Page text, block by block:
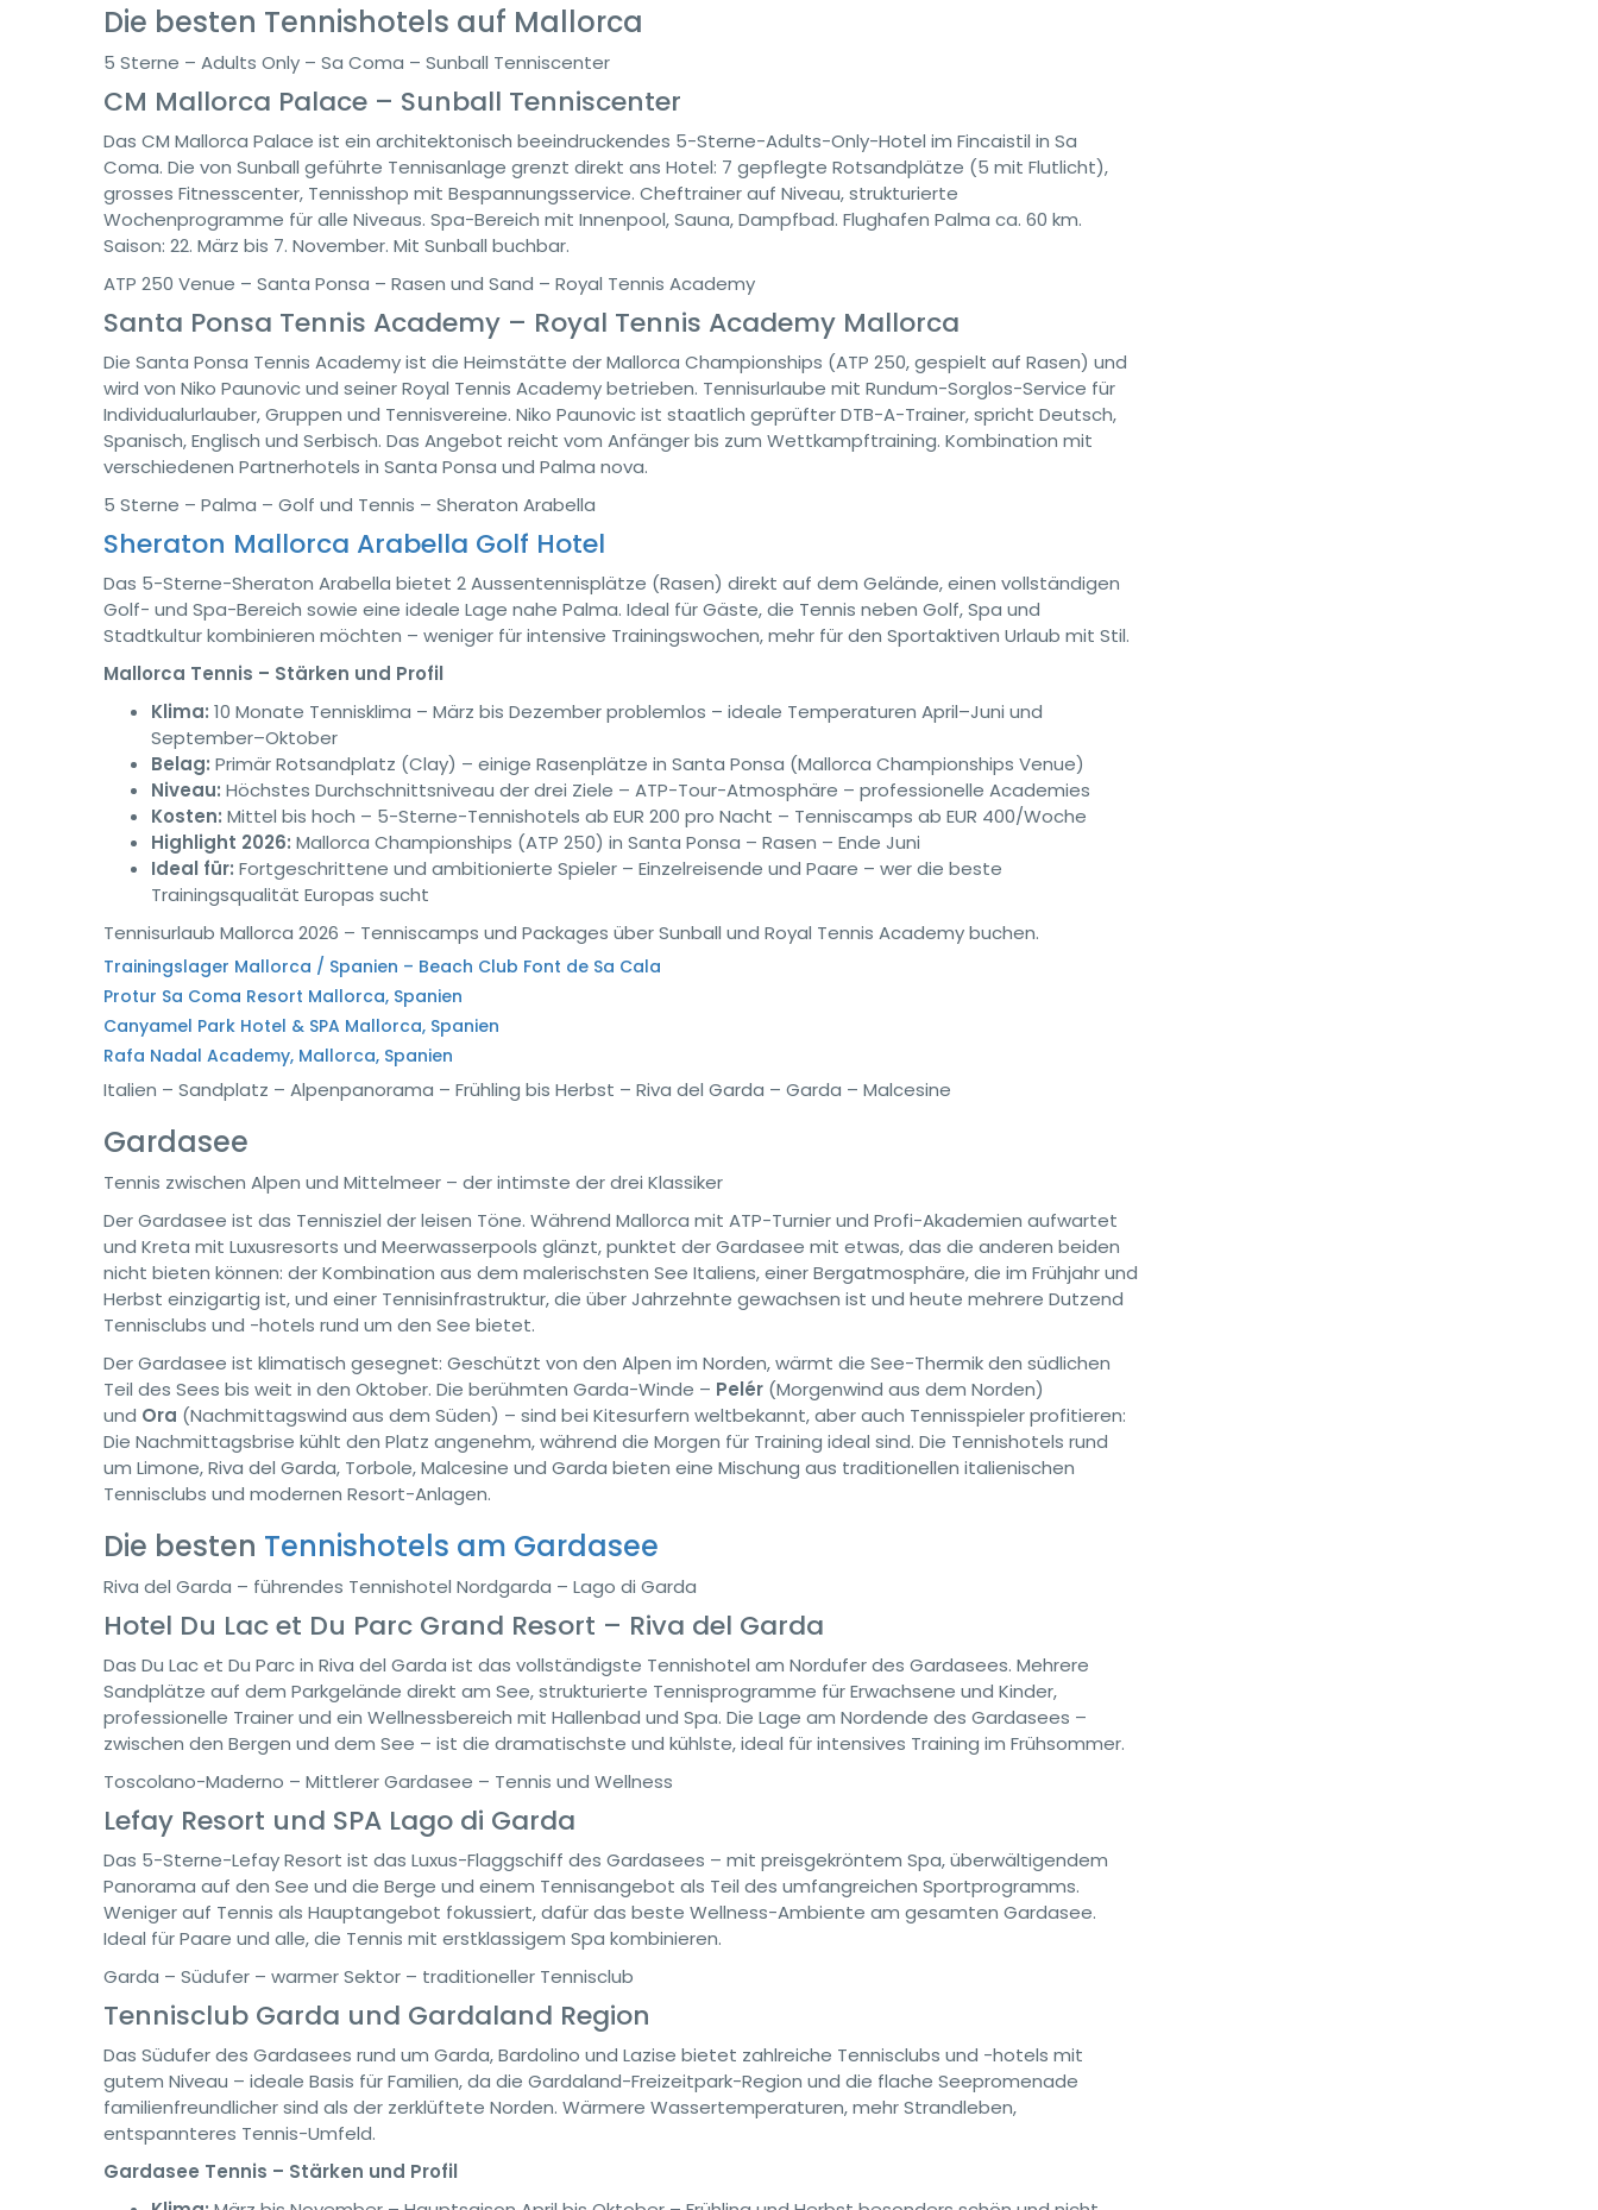
Die besten Tennishotels auf Mallorca
5 Sterne – Adults Only – Sa Coma – Sunball Tenniscenter
CM Mallorca Palace – Sunball Tenniscenter
Das CM Mallorca Palace ist ein architektonisch beeindruckendes 5-Sterne-Adults-Only-Hotel im Fincaistil in Sa
Coma. Die von Sunball geführte Tennisanlage grenzt direkt ans Hotel: 7 gepflegte Rotsandplätze (5 mit Flutlicht),
grosses Fitnesscenter, Tennisshop mit Bespannungsservice. Cheftrainer auf Niveau, strukturierte
Wochenprogramme für alle Niveaus. Spa-Bereich mit Innenpool, Sauna, Dampfbad. Flughafen Palma ca. 60 km.
Saison: 22. März bis 7. November. Mit Sunball buchbar.
ATP 250 Venue – Santa Ponsa – Rasen und Sand – Royal Tennis Academy
Santa Ponsa Tennis Academy – Royal Tennis Academy Mallorca
Die Santa Ponsa Tennis Academy ist die Heimstätte der Mallorca Championships (ATP 250, gespielt auf Rasen) und
wird von Niko Paunovic und seiner Royal Tennis Academy betrieben. Tennisurlaube mit Rundum-Sorglos-Service für
Individualurlauber, Gruppen und Tennisvereine. Niko Paunovic ist staatlich geprüfter DTB-A-Trainer, spricht Deutsch,
Spanisch, Englisch und Serbisch. Das Angebot reicht vom Anfänger bis zum Wettkampftraining. Kombination mit
verschiedenen Partnerhotels in Santa Ponsa und Palma nova.
5 Sterne – Palma – Golf und Tennis – Sheraton Arabella
Sheraton Mallorca Arabella Golf Hotel
Das 5-Sterne-Sheraton Arabella bietet 2 Aussentennisplätze (Rasen) direkt auf dem Gelände, einen vollständigen
Golf- und Spa-Bereich sowie eine ideale Lage nahe Palma. Ideal für Gäste, die Tennis neben Golf, Spa und
Stadtkultur kombinieren möchten – weniger für intensive Trainingswochen, mehr für den Sportaktiven Urlaub mit Stil.
Mallorca Tennis – Stärken und Profil
Klima: 10 Monate Tennisklima – März bis Dezember problemlos – ideale Temperaturen April–Juni und
September–Oktober
Belag: Primär Rotsandplatz (Clay) – einige Rasenplätze in Santa Ponsa (Mallorca Championships Venue)
Niveau: Höchstes Durchschnittsniveau der drei Ziele – ATP-Tour-Atmosphäre – professionelle Academies
Kosten: Mittel bis hoch – 5-Sterne-Tennishotels ab EUR 200 pro Nacht – Tenniscamps ab EUR 400/Woche
Highlight 2026: Mallorca Championships (ATP 250) in Santa Ponsa – Rasen – Ende Juni
Ideal für: Fortgeschrittene und ambitionierte Spieler – Einzelreisende und Paare – wer die beste
Trainingsqualität Europas sucht
Tennisurlaub Mallorca 2026 – Tenniscamps und Packages über Sunball und Royal Tennis Academy buchen.
Trainingslager Mallorca / Spanien – Beach Club Font de Sa Cala
Protur Sa Coma Resort Mallorca, Spanien
Canyamel Park Hotel & SPA Mallorca, Spanien
Rafa Nadal Academy, Mallorca, Spanien
Italien – Sandplatz – Alpenpanorama – Frühling bis Herbst – Riva del Garda – Garda – Malcesine
Gardasee
Tennis zwischen Alpen und Mittelmeer – der intimste der drei Klassiker
Der Gardasee ist das Tennisziel der leisen Töne. Während Mallorca mit ATP-Turnier und Profi-Akademien aufwartet
und Kreta mit Luxusresorts und Meerwasserpools glänzt, punktet der Gardasee mit etwas, das die anderen beiden
nicht bieten können: der Kombination aus dem malerischsten See Italiens, einer Bergatmosphäre, die im Frühjahr und
Herbst einzigartig ist, und einer Tennisinfrastruktur, die über Jahrzehnte gewachsen ist und heute mehrere Dutzend
Tennisclubs und -hotels rund um den See bietet.
Der Gardasee ist klimatisch gesegnet: Geschützt von den Alpen im Norden, wärmt die See-Thermik den südlichen
Teil des Sees bis weit in den Oktober. Die berühmten Garda-Winde – Pelér (Morgenwind aus dem Norden)
und Ora (Nachmittagswind aus dem Süden) – sind bei Kitesurfern weltbekannt, aber auch Tennisspieler profitieren:
Die Nachmittagsbrise kühlt den Platz angenehm, während die Morgen für Training ideal sind. Die Tennishotels rund
um Limone, Riva del Garda, Torbole, Malcesine und Garda bieten eine Mischung aus traditionellen italienischen
Tennisclubs und modernen Resort-Anlagen.
Die besten Tennishotels am Gardasee
Riva del Garda – führendes Tennishotel Nordgarda – Lago di Garda
Hotel Du Lac et Du Parc Grand Resort – Riva del Garda
Das Du Lac et Du Parc in Riva del Garda ist das vollständigste Tennishotel am Nordufer des Gardasees. Mehrere
Sandplätze auf dem Parkgelände direkt am See, strukturierte Tennisprogramme für Erwachsene und Kinder,
professionelle Trainer und ein Wellnessbereich mit Hallenbad und Spa. Die Lage am Nordende des Gardasees –
zwischen den Bergen und dem See – ist die dramatischste und kühlste, ideal für intensives Training im Frühsommer.
Toscolano-Maderno – Mittlerer Gardasee – Tennis und Wellness
Lefay Resort und SPA Lago di Garda
Das 5-Sterne-Lefay Resort ist das Luxus-Flaggschiff des Gardasees – mit preisgekröntem Spa, überwältigendem
Panorama auf den See und die Berge und einem Tennisangebot als Teil des umfangreichen Sportprogramms.
Weniger auf Tennis als Hauptangebot fokussiert, dafür das beste Wellness-Ambiente am gesamten Gardasee.
Ideal für Paare und alle, die Tennis mit erstklassigem Spa kombinieren.
Garda – Südufer – warmer Sektor – traditioneller Tennisclub
Tennisclub Garda und Gardaland Region
Das Südufer des Gardasees rund um Garda, Bardolino und Lazise bietet zahlreiche Tennisclubs und -hotels mit
gutem Niveau – ideale Basis für Familien, da die Gardaland-Freizeitpark-Region und die flache Seepromenade
familienfreundlicher sind als der zerklüftete Norden. Wärmere Wassertemperaturen, mehr Strandleben,
entspannteres Tennis-Umfeld.
Gardasee Tennis – Stärken und Profil